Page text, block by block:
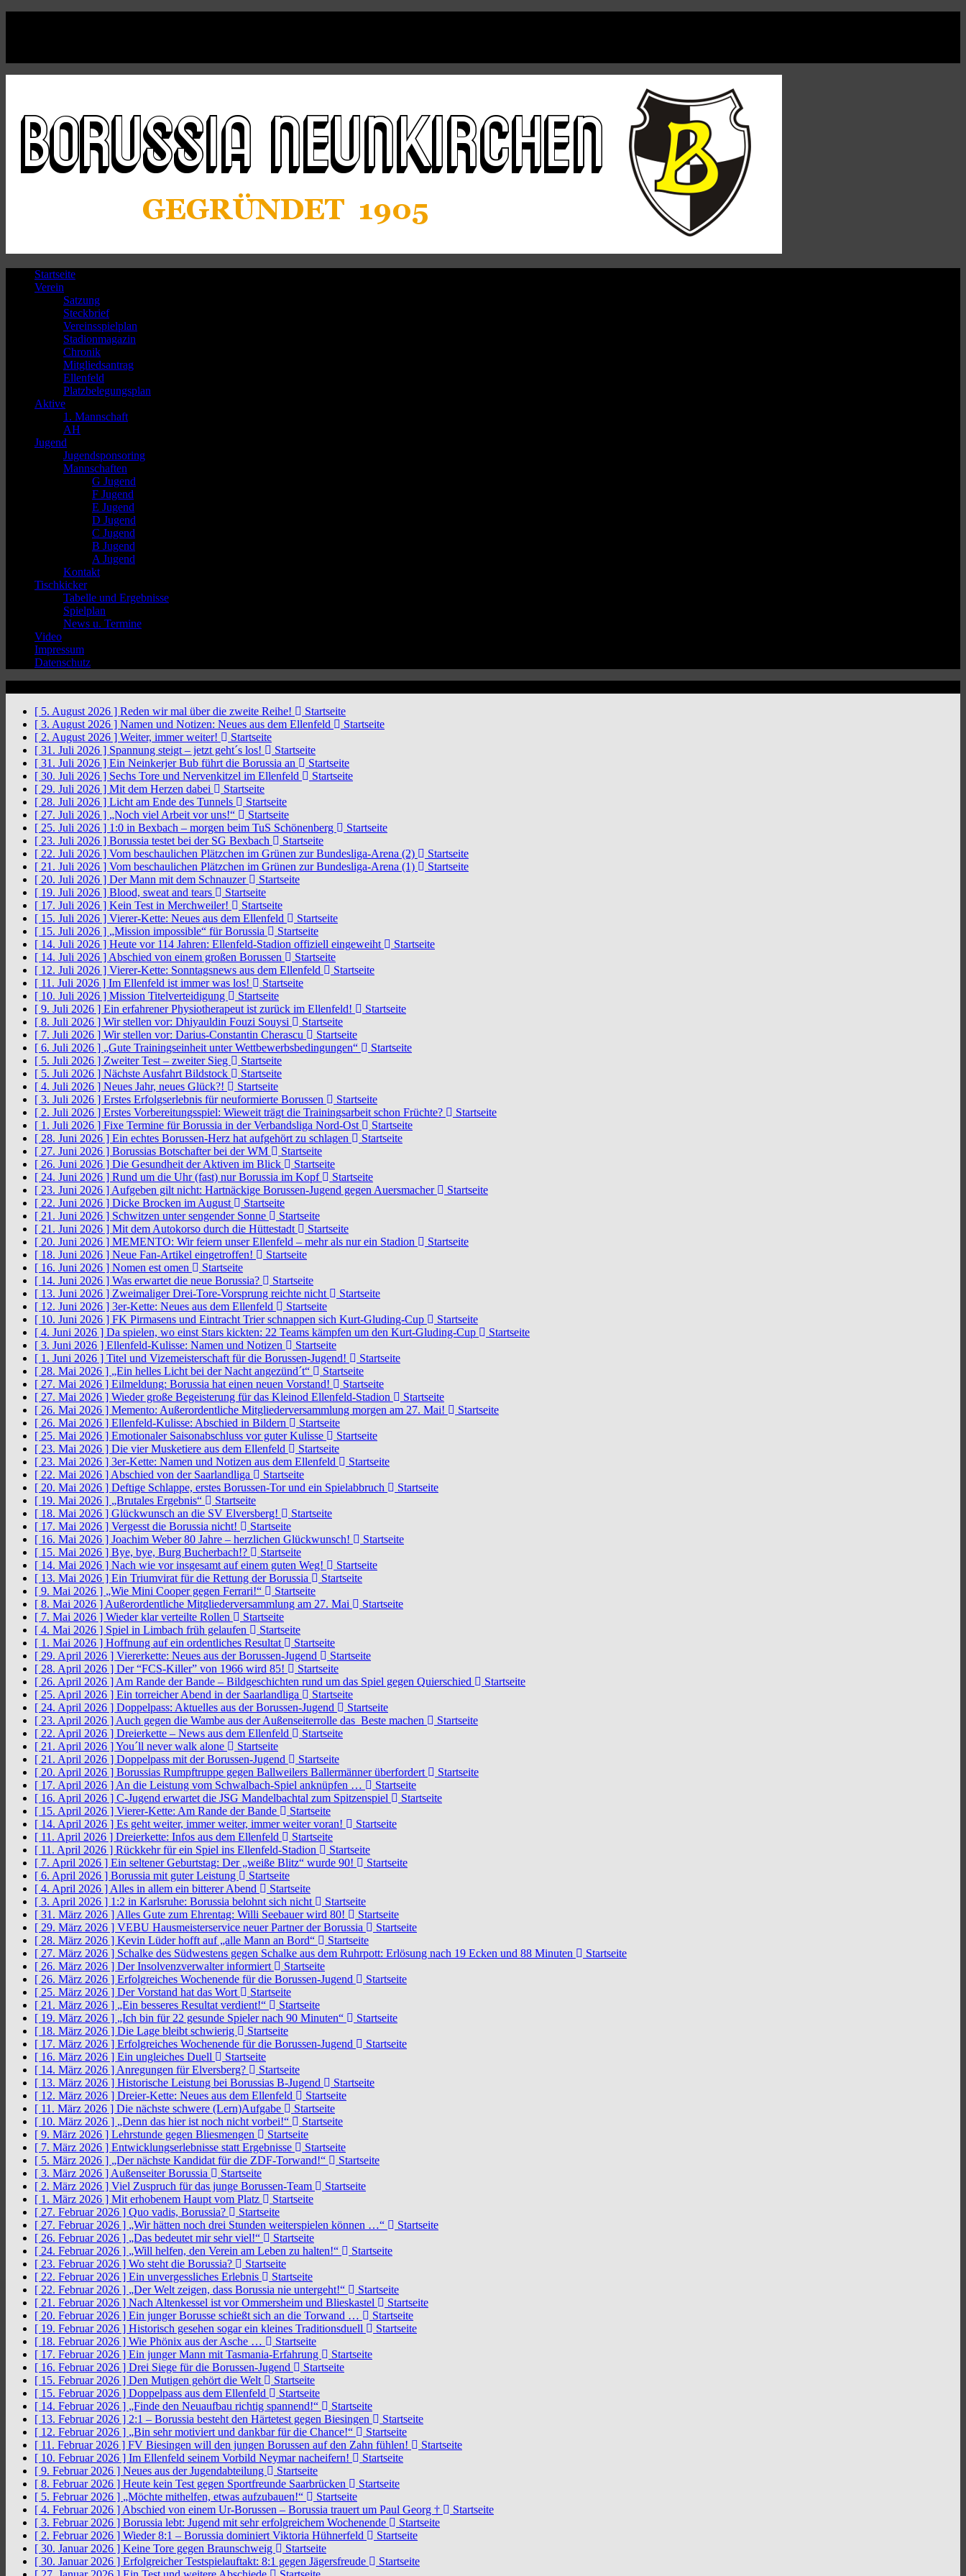
Startseite
Verein
Satzung
Steckbrief
Vereinsspielplan
Stadionmagazin
Chronik
Mitgliedsantrag
Ellenfeld
Platzbelegungsplan
Aktive
1. Mannschaft
AH
Jugend
Jugendsponsoring
Mannschaften
G Jugend
F Jugend
E Jugend
D Jugend
C Jugend
B Jugend
A Jugend
Kontakt
Tischkicker
Tabelle und Ergebnisse
Spielplan
News u. Termine
Video
Impressum
Datenschutz
[ 5. August 2026 ] Reden wir mal über die zweite Reihe!
Startseite
[ 3. August 2026 ] Namen und Notizen: Neues aus dem Ellenfeld
Startseite
[ 2. August 2026 ] Weiter, immer weiter!
Startseite
[ 31. Juli 2026 ] Spannung steigt – jetzt geht´s los!
Startseite
[ 31. Juli 2026 ] Ein Neinkerjer Bub führt die Borussia an
Startseite
[ 30. Juli 2026 ] Sechs Tore und Nervenkitzel im Ellenfeld
Startseite
[ 29. Juli 2026 ] Mit dem Herzen dabei
Startseite
[ 28. Juli 2026 ] Licht am Ende des Tunnels
Startseite
[ 27. Juli 2026 ] „Noch viel Arbeit vor uns!“
Startseite
[ 25. Juli 2026 ] 1:0 in Bexbach – morgen beim TuS Schönenberg
Startseite
[ 23. Juli 2026 ] Borussia testet bei der SG Bexbach
Startseite
[ 22. Juli 2026 ] Vom beschaulichen Plätzchen im Grünen zur Bundesliga-Arena (2)
Startseite
[ 21. Juli 2026 ] Vom beschaulichen Plätzchen im Grünen zur Bundesliga-Arena (1)
Startseite
[ 20. Juli 2026 ] Der Mann mit dem Schnauzer
Startseite
[ 19. Juli 2026 ] Blood, sweat and tears
Startseite
[ 17. Juli 2026 ] Kein Test in Merchweiler!
Startseite
[ 15. Juli 2026 ] Vierer-Kette: Neues aus dem Ellenfeld
Startseite
[ 15. Juli 2026 ] „Mission impossible“ für Borussia
Startseite
[ 14. Juli 2026 ] Heute vor 114 Jahren: Ellenfeld-Stadion offiziell eingeweiht
Startseite
[ 14. Juli 2026 ] Abschied von einem großen Borussen
Startseite
[ 12. Juli 2026 ] Vierer-Kette: Sonntagsnews aus dem Ellenfeld
Startseite
[ 11. Juli 2026 ] Im Ellenfeld ist immer was los!
Startseite
[ 10. Juli 2026 ] Mission Titelverteidigung
Startseite
[ 9. Juli 2026 ] Ein erfahrener Physiotherapeut ist zurück im Ellenfeld!
Startseite
[ 8. Juli 2026 ] Wir stellen vor: Dhiyauldin Fouzi Souysi
Startseite
[ 7. Juli 2026 ] Wir stellen vor: Darius-Constantin Cherascu
Startseite
[ 6. Juli 2026 ] „Gute Trainingseinheit unter Wettbewerbsbedingungen“
Startseite
[ 5. Juli 2026 ] Zweiter Test – zweiter Sieg
Startseite
[ 5. Juli 2026 ] Nächste Ausfahrt Bildstock
Startseite
[ 4. Juli 2026 ] Neues Jahr, neues Glück?!
Startseite
[ 3. Juli 2026 ] Erstes Erfolgserlebnis für neuformierte Borussen
Startseite
[ 2. Juli 2026 ] Erstes Vorbereitungsspiel: Wieweit trägt die Trainingsarbeit schon Früchte?
Startseite
[ 1. Juli 2026 ] Fixe Termine für Borussia in der Verbandsliga Nord-Ost
Startseite
[ 28. Juni 2026 ] Ein echtes Borussen-Herz hat aufgehört zu schlagen
Startseite
[ 27. Juni 2026 ] Borussias Botschafter bei der WM
Startseite
[ 26. Juni 2026 ] Die Gesundheit der Aktiven im Blick
Startseite
[ 24. Juni 2026 ] Rund um die Uhr (fast) nur Borussia im Kopf
Startseite
[ 23. Juni 2026 ] Aufgeben gilt nicht: Hartnäckige Borussen-Jugend gegen Auersmacher
Startseite
[ 22. Juni 2026 ] Dicke Brocken im August
Startseite
[ 21. Juni 2026 ] Schwitzen unter sengender Sonne
Startseite
[ 21. Juni 2026 ] Mit dem Autokorso durch die Hüttestadt
Startseite
[ 20. Juni 2026 ] MEMENTO: Wir feiern unser Ellenfeld – mehr als nur ein Stadion
Startseite
[ 18. Juni 2026 ] Neue Fan-Artikel eingetroffen!
Startseite
[ 16. Juni 2026 ] Nomen est omen
Startseite
[ 14. Juni 2026 ] Was erwartet die neue Borussia?
Startseite
[ 13. Juni 2026 ] Zweimaliger Drei-Tore-Vorsprung reichte nicht
Startseite
[ 12. Juni 2026 ] 3er-Kette: Neues aus dem Ellenfeld
Startseite
[ 10. Juni 2026 ] FK Pirmasens und Eintracht Trier schnappen sich Kurt-Gluding-Cup
Startseite
[ 4. Juni 2026 ] Da spielen, wo einst Stars kickten: 22 Teams kämpfen um den Kurt-Gluding-Cup
Startseite
[ 3. Juni 2026 ] Ellenfeld-Kulisse: Namen und Notizen
Startseite
[ 1. Juni 2026 ] Titel und Vizemeisterschaft für die Borussen-Jugend!
Startseite
[ 28. Mai 2026 ] „Ein helles Licht bei der Nacht angezünd´t“
Startseite
[ 27. Mai 2026 ] Eilmeldung: Borussia hat einen neuen Vorstand!
Startseite
[ 27. Mai 2026 ] Wieder große Begeisterung für das Kleinod Ellenfeld-Stadion
Startseite
[ 26. Mai 2026 ] Memento: Außerordentliche Mitgliederversammlung morgen am 27. Mai!
Startseite
[ 26. Mai 2026 ] Ellenfeld-Kulisse: Abschied in Bildern
Startseite
[ 25. Mai 2026 ] Emotionaler Saisonabschluss vor guter Kulisse
Startseite
[ 23. Mai 2026 ] Die vier Musketiere aus dem Ellenfeld
Startseite
[ 23. Mai 2026 ] 3er-Kette: Namen und Notizen aus dem Ellenfeld
Startseite
[ 22. Mai 2026 ] Abschied von der Saarlandliga
Startseite
[ 20. Mai 2026 ] Deftige Schlappe, erstes Borussen-Tor und ein Spielabbruch
Startseite
[ 19. Mai 2026 ] „Brutales Ergebnis“
Startseite
[ 18. Mai 2026 ] Glückwunsch an die SV Elversberg!
Startseite
[ 17. Mai 2026 ] Vergesst die Borussia nicht!
Startseite
[ 16. Mai 2026 ] Joachim Weber 80 Jahre – herzlichen Glückwunsch!
Startseite
[ 15. Mai 2026 ] Bye, bye, Burg Bucherbach!?
Startseite
[ 14. Mai 2026 ] Nach wie vor insgesamt auf einem guten Weg!
Startseite
[ 13. Mai 2026 ] Ein Triumvirat für die Rettung der Borussia
Startseite
[ 9. Mai 2026 ] „Wie Mini Cooper gegen Ferrari!“
Startseite
[ 8. Mai 2026 ] Außerordentliche Mitgliederversammlung am 27. Mai
Startseite
[ 7. Mai 2026 ] Wieder klar verteilte Rollen
Startseite
[ 4. Mai 2026 ] Spiel in Limbach früh gelaufen
Startseite
[ 1. Mai 2026 ] Hoffnung auf ein ordentliches Resultat
Startseite
[ 29. April 2026 ] Viererkette: Neues aus der Borussen-Jugend
Startseite
[ 28. April 2026 ] Der “FCS-Killer” von 1966 wird 85!
Startseite
[ 26. April 2026 ] Am Rande der Bande – Bildgeschichten rund um das Spiel gegen Quierschied
Startseite
[ 25. April 2026 ] Ein torreicher Abend in der Saarlandliga
Startseite
[ 24. April 2026 ] Doppelpass: Aktuelles aus der Borussen-Jugend
Startseite
[ 23. April 2026 ] Auch gegen die Wambe aus der Außenseiterrolle das Beste machen
Startseite
[ 22. April 2026 ] Dreierkette – News aus dem Ellenfeld
Startseite
[ 21. April 2026 ]You´ll never walk alone
Startseite
[ 21. April 2026 ] Doppelpass mit der Borussen-Jugend
Startseite
[ 20. April 2026 ] Borussias Rumpftruppe gegen Ballweilers Ballermänner überfordert
Startseite
[ 17. April 2026 ] An die Leistung vom Schwalbach-Spiel anknüpfen …
Startseite
[ 16. April 2026 ] C-Jugend erwartet die JSG Mandelbachtal zum Spitzenspiel
Startseite
[ 15. April 2026 ] Vierer-Kette: Am Rande der Bande
Startseite
[ 14. April 2026 ] Es geht weiter, immer weiter, immer weiter voran!
Startseite
[ 11. April 2026 ] Dreierkette: Infos aus dem Ellenfeld
Startseite
[ 11. April 2026 ] Rückkehr für ein Spiel ins Ellenfeld-Stadion
Startseite
[ 7. April 2026 ] Ein seltener Geburtstag: Der „weiße Blitz“ wurde 90!
Startseite
[ 6. April 2026 ] Borussia mit guter Leistung
Startseite
[ 4. April 2026 ] Alles in allem ein bitterer Abend
Startseite
[ 3. April 2026 ] 1:2 in Karlsruhe: Borussia belohnt sich nicht
Startseite
[ 31. März 2026 ] Alles Gute zum Ehrentag: Willi Seebauer wird 80!
Startseite
[ 29. März 2026 ] VEBU Hausmeisterservice neuer Partner der Borussia
Startseite
[ 28. März 2026 ] Kevin Lüder hofft auf „alle Mann an Bord“
Startseite
[ 27. März 2026 ] Schalke des Südwestens gegen Schalke aus dem Ruhrpott: Erlösung nach 19 Ecken und 88 Minuten
Startseite
[ 26. März 2026 ] Der Insolvenzverwalter informiert
Startseite
[ 26. März 2026 ] Erfolgreiches Wochenende für die Borussen-Jugend
Startseite
[ 25. März 2026 ] Der Vorstand hat das Wort
Startseite
[ 21. März 2026 ] „Ein besseres Resultat verdient!“
Startseite
[ 19. März 2026 ] „Ich bin für 22 gesunde Spieler nach 90 Minuten“
Startseite
[ 18. März 2026 ] Die Lage bleibt schwierig
Startseite
[ 17. März 2026 ] Erfolgreiches Wochenende für die Borussen-Jugend
Startseite
[ 16. März 2026 ] Ein ungleiches Duell
Startseite
[ 14. März 2026 ] Anregungen für Elversberg?
Startseite
[ 13. März 2026 ] Historische Leistung bei Borussias B-Jugend
Startseite
[ 12. März 2026 ] Dreier-Kette: Neues aus dem Ellenfeld
Startseite
[ 11. März 2026 ] Die nächste schwere (Lern)Aufgabe
Startseite
[ 10. März 2026 ] „Denn das hier ist noch nicht vorbei!“
Startseite
[ 9. März 2026 ] Lehrstunde gegen Bliesmengen
Startseite
[ 7. März 2026 ] Entwicklungserlebnisse statt Ergebnisse
Startseite
[ 5. März 2026 ] „Der nächste Kandidat für die ZDF-Torwand!“
Startseite
[ 3. März 2026 ] Außenseiter Borussia
Startseite
[ 2. März 2026 ] Viel Zuspruch für das junge Borussen-Team
Startseite
[ 1. März 2026 ] Mit erhobenem Haupt vom Platz
Startseite
[ 27. Februar 2026 ] Quo vadis, Borussia?
Startseite
[ 27. Februar 2026 ] „Wir hätten noch drei Stunden weiterspielen können …“
Startseite
[ 26. Februar 2026 ] „Das bedeutet mir sehr viel!“
Startseite
[ 24. Februar 2026 ] „Will helfen, den Verein am Leben zu halten!“
Startseite
[ 23. Februar 2026 ] Wo steht die Borussia?
Startseite
[ 22. Februar 2026 ] Ein unvergessliches Erlebnis
Startseite
[ 22. Februar 2026 ] „Der Welt zeigen, dass Borussia nie untergeht!“
Startseite
[ 21. Februar 2026 ] Nach Altenkessel ist vor Ommersheim und Blieskastel
Startseite
[ 20. Februar 2026 ] Ein junger Borusse schießt sich an die Torwand …
Startseite
[ 19. Februar 2026 ] Historisch gesehen sogar ein kleines Traditionsduell
Startseite
[ 18. Februar 2026 ] Wie Phönix aus der Asche …
Startseite
[ 17. Februar 2026 ] Ein junger Mann mit Tasmania-Erfahrung
Startseite
[ 16. Februar 2026 ] Drei Siege für die Borussen-Jugend
Startseite
[ 15. Februar 2026 ] Den Mutigen gehört die Welt
Startseite
[ 15. Februar 2026 ] Doppelpass aus dem Ellenfeld
Startseite
[ 14. Februar 2026 ] „Finde den Neuaufbau richtig spannend!“
Startseite
[ 13. Februar 2026 ] 2:1 – Borussia besteht den Härtetest gegen Biesingen
Startseite
[ 12. Februar 2026 ] „Bin sehr motiviert und dankbar für die Chance!“
Startseite
[ 11. Februar 2026 ] FV Biesingen will den jungen Borussen auf den Zahn fühlen!
Startseite
[ 10. Februar 2026 ] Im Ellenfeld seinem Vorbild Neymar nacheifern!
Startseite
[ 9. Februar 2026 ] Neues aus der Jugendabteilung
Startseite
[ 8. Februar 2026 ] Heute kein Test gegen Sportfreunde Saarbrücken
Startseite
[ 5. Februar 2026 ] „Möchte mithelfen, etwas aufzubauen!“
Startseite
[ 4. Februar 2026 ] Abschied von einem Ur-Borussen – Borussia trauert um Paul Georg †
Startseite
[ 3. Februar 2026 ] Borussia lebt: Jugend mit sehr erfolgreichem Wochenende
Startseite
[ 2. Februar 2026 ] Wieder 8:1 – Borussia dominiert Viktoria Hühnerfeld
Startseite
[ 30. Januar 2026 ] Keine Tore gegen Braunschweig
Startseite
[ 30. Januar 2026 ] Erfolgreicher Testspielauftakt: 8:1 gegen Jägersfreude
Startseite